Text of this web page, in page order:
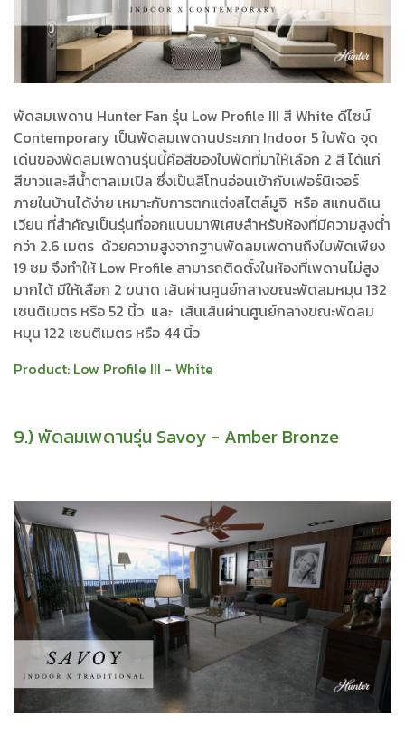
พัดลมเพดาน Hunter Fan รุ่น Low Profile III สี White ดีไซน์
Contemporary เป็นพัดลมเพดานประเภท Indoor 5 ใบพัด จุด
เด่นของพัดลมเพดานรุ่นนี้คือสีของใบพัดที่มาให้เลือก 2 สี ได้แก่
สีขาวและสีน้ำตาลเมเปิล ซึ่งเป็นสีโทนอ่อนเข้ากับเฟอร์นิเจอร์
ภายในบ้านได้ง่าย เหมาะกับการตกแต่งสไตล์มูจิ หรือ สแกนดิเน
เวียน ที่สำคัญเป็นรุ่นที่ออกแบบมาพิเศษสำหรับห้องที่มีความสูงต่ำ
กว่า 2.6 เมตร ด้วยความสูงจากฐานพัดลมเพดานถึงใบพัดเพียง
19 ซม จึงทำให้ Low Profile สามารถติดตั้งในห้องที่เพดานไม่สูง
มากได้ มีให้เลือก 2 ขนาด เส้นผ่านศูนย์กลางขณะพัดลมหมุน 132
เซนติเมตร หรือ 52 นิ้ว และ เส้นเส้นผ่านศูนย์กลางขณะพัดลม
หมุน 122 เซนติเมตร หรือ 44 นิ้ว
Product: Low Profile III - White
9.) พัดลมเพดานรุ่น Savoy - Amber Bronze